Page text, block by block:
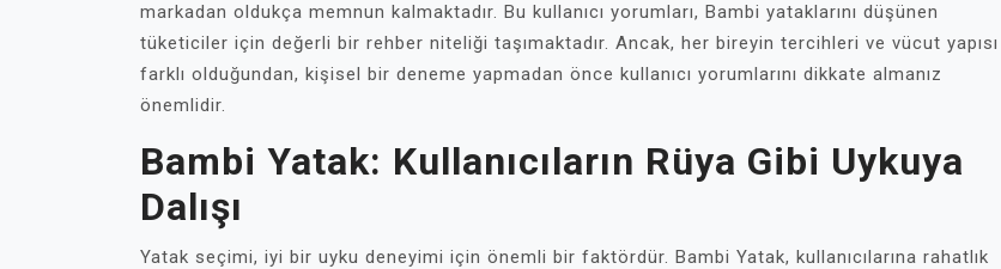
markadan oldukça memnun kalmaktadır. Bu kullanıcı yorumları, Bambi yataklarını düşünen
tüketiciler için değerli bir rehber niteliği taşımaktadır. Ancak, her bireyin tercihleri ve vücut yapısı
farklı olduğundan, kişisel bir deneme yapmadan önce kullanıcı yorumlarını dikkate almanız
önemlidir.
Bambi Yatak: Kullanıcıların Rüya Gibi Uykuya
Dalışı
Yatak seçimi, iyi bir uyku deneyimi için önemli bir faktördür. Bambi Yatak, kullanıcılarına rahatlık